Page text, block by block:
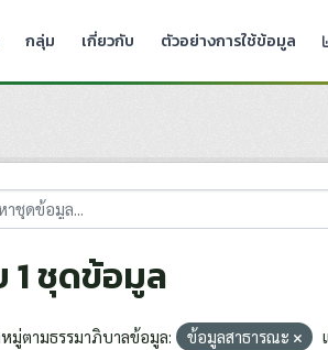
กลุ่ม เกี่ยวกับ ตัวอย่างการใช้ข้อมูล
1 ชุดข้อมูล
มู่ตามธรรมาภิบาลข้อมูล: ข้อมูลสาธารณะ